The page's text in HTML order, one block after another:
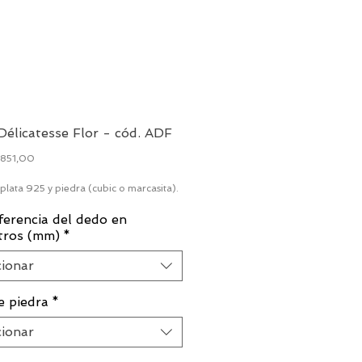
Flor - cód. ADF
925 y piedra (cubic o marcasita).
del dedo en
(mm) *
piedra *